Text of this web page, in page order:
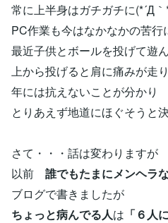
常に上半身はガチガチに(*´Д｀
PC作業も今はなかなかの苦行
最近子供とボールを投げて遊
上から投げると肩に痛みが走
年には抗えないことが分かり
とりあえず地道にほぐそうと
さて・・・話は変わりますが
以前 誰でもたまにメンヘラ
ブログで書きましたが
ちょっと病んでる人は 「６人